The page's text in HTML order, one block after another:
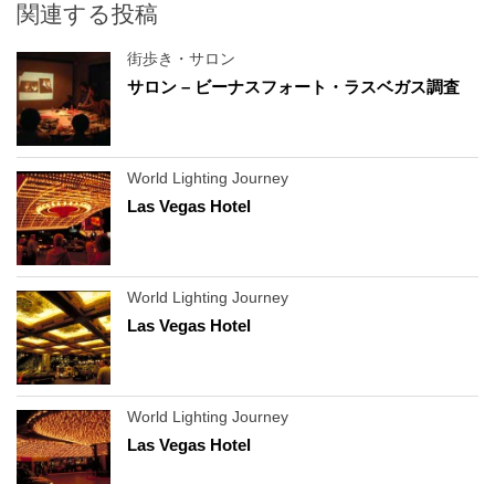
関連する投稿
街歩き・サロン
サロン – ビーナスフォート・ラスベガス調査
World Lighting Journey
Las Vegas Hotel
World Lighting Journey
Las Vegas Hotel
World Lighting Journey
Las Vegas Hotel